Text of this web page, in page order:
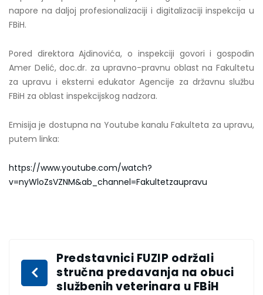
napore na daljoj profesionalizaciji i digitalizaciji inspekcija u
FBiH.
Pored direktora Ajdinovića, o inspekciji govori i gospodin
Amer Delić, doc.dr. za upravno-pravnu oblast na Fakultetu
za upravu i eksterni edukator Agencije za državnu službu
FBiH za oblast inspekcijskog nadzora.
Emisija je dostupna na Youtube kanalu Fakulteta za upravu,
putem linka:
https://www.youtube.com/watch?
v=nyWloZsVZNM&ab_channel=Fakultetzaupravu
Predstavnici FUZIP održali
stručna predavanja na obuci
službenih veterinara u FBiH